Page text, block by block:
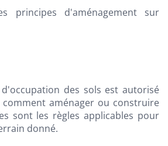
principes d'aménagement sur
des sols est autorisé
aménager ou construire
sont les règles applicables pour
donné.